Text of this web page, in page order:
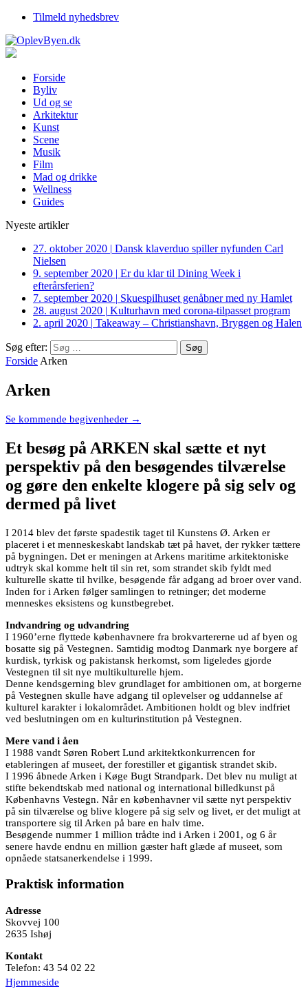
Tilmeld nyhedsbrev
Forside
Byliv
Ud og se
Arkitektur
Kunst
Scene
Musik
Film
Mad og drikke
Wellness
Guides
Nyeste artikler
27. oktober 2020 | Dansk klaverduo spiller nyfunden Carl
Nielsen
9. september 2020 | Er du klar til Dining Week i
efterårsferien?
7. september 2020 | Skuespilhuset genåbner med ny Hamlet
28. august 2020 | Kulturhavn med corona-tilpasset program
2. april 2020 | Takeaway – Christianshavn, Bryggen og Halen
Søg efter:
Forside Arken
Arken
Se kommende begivenheder →
Et besøg på ARKEN skal sætte et nyt
perspektiv på den besøgendes tilværelse
og gøre den enkelte klogere på sig selv og
dermed på livet
I 2014 blev det første spadestik taget til Kunstens Ø. Arken er
placeret i et menneskeskabt landskab tæt på havet, der rykker tættere
på bygningen. Det er meningen at Arkens maritime arkitektoniske
udtryk skal komme helt til sin ret, som strandet skib fyldt med
kulturelle skatte til hvilke, besøgende får adgang ad broer over vand.
Inden for i Arken følger samlingen to retninger; det moderne
menneskes eksistens og kunstbegrebet.
Indvandring og udvandring
I 1960’erne flyttede københavnere fra brokvartererne ud af byen og
bosatte sig på Vestegnen. Samtidig modtog Danmark nye borgere af
kurdisk, tyrkisk og pakistansk herkomst, som ligeledes gjorde
Vestegnen til sit nye multikulturelle hjem.
Denne kendsgerning blev grundlaget for ambitionen om, at borgerne
på Vestegnen skulle have adgang til oplevelser og uddannelse af
kulturel karakter i lokalområdet. Ambitionen holdt og blev indfriet
ved beslutningen om en kulturinstitution på Vestegnen.
Mere vand i åen
I 1988 vandt Søren Robert Lund arkitektkonkurrencen for
etableringen af museet, der forestiller et gigantisk strandet skib.
I 1996 åbnede Arken i Køge Bugt Strandpark. Det blev nu muligt at
stifte bekendtskab med national og international billedkunst på
Københavns Vestegn. Når en københavner vil sætte nyt perspektiv
på sin tilværelse og blive klogere på sig selv og livet, er det muligt at
transportere sig til Arken på bare en halv time.
Besøgende nummer 1 million trådte ind i Arken i 2001, og 6 år
senere havde endnu en million gæster haft glæde af museet, som
opnåede statsanerkendelse i 1999.
Praktisk information
Adresse
Skovvej 100
2635 Ishøj
Kontakt
Telefon: 43 54 02 22
Hjemmeside